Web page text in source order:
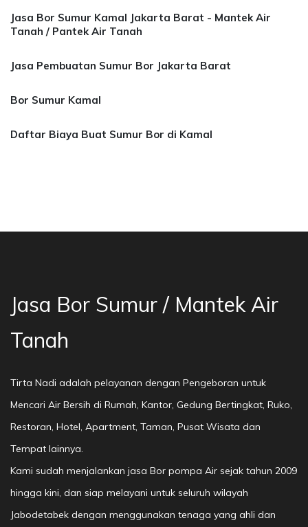
Jasa Bor Sumur Kamal Jakarta Barat - Mantek Air
Tanah / Pantek Air Tanah
Jasa Pembuatan Sumur Bor Jakarta Barat
Bor Sumur Kamal
Daftar Biaya Buat Sumur Bor di Kamal
Jasa Bor Sumur / Mantek Air
Tanah
Tirta Nadi adalah pelayanan dengan Pengeboran untuk
Mencari Air Bersih di Rumah, Kantor, Gedung Bertingkat, Ruko,
Restoran, Hotel, Apartment, Taman, Pusat Wisata dan
Tempat lainnya.
Kami sudah menjalankan jasa Bor pompa Air sejak tahun 2009
hingga kini, dan siap melayani untuk seluruh wilayah
Jabodetabek dengan menggunakan tenaga yang ahli dan